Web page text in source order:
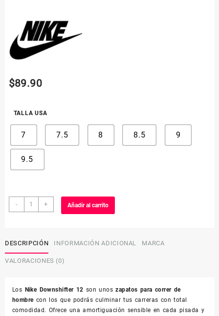
$89.90
TALLA USA
7 7.5 8 8.5 9
9.5
-
Nike
Downshifter
+ Añadir al carrito
DESCRIPCIÓN INFORMACIÓN ADICIONAL MARCA
VALORACIONES (0)
Los Nike Downshifter 12 son unoszapatos para correr de
hombrecon los que podrás culminar tus carreras con total
comodidad. Ofrece una amortiguación sensible en cada pisada y